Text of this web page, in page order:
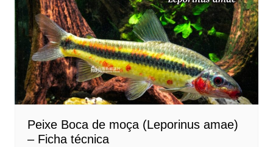
Peixe Boca de moça (Leporinus amae)
– Ficha técnica